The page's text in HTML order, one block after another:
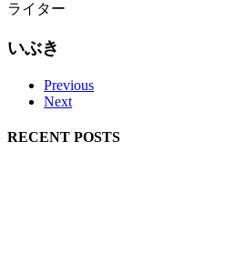
ライター
いぶき
Previous
Next
RECENT POSTS